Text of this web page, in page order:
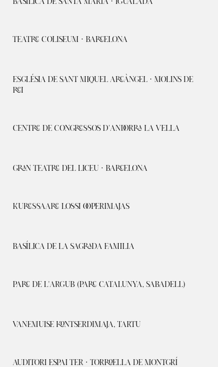
BASÍLICA DE SANTA MARIA · IGUALADA
TEATRE COLISEUM · BARCELONA
ESGLÉSIA DE SANT MIQUEL ARCÀNGEL · MOLINS DE
REI
CENTRE DE CONGRESSOS D'ANDORRA LA VELLA
GRAN TEATRE DEL LICEU · BARCELONA
KURESSAARE LOSSI OOPERIMAJAS
BASÍLICA DE LA SAGRADA FAMILIA
PARC DE L'ARGUB (PARC CATALUNYA, SABADELL)
VANEMUISE KONTSERDIMAJA, TARTU
AUDITORI ESPAI TER · TORROELLA DE MONTGRÍ